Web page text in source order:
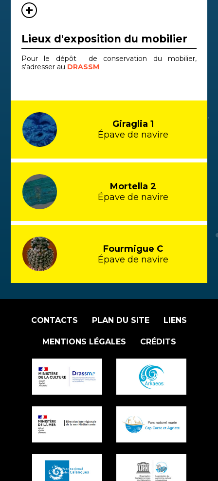
Lieux d'exposition du mobilier
Pour le dépôt de conservation du mobilier,
s’adresser au DRASSM
Giraglia 1
Épave de navire
Mortella 2
Épave de navire
Fourmigue C
Épave de navire
CONTACTS PLAN DU SITE LIENS
MENTIONS LÉGALES CRÉDITS